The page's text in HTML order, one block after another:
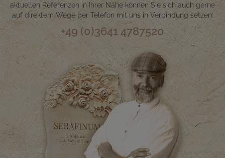
aktuellen Referenzen in Ihrer Nähe können Sie sich auch gerne
auf direktem Wege per Telefon mit uns in Verbindung setzen:
+49 (0)3641 4787520